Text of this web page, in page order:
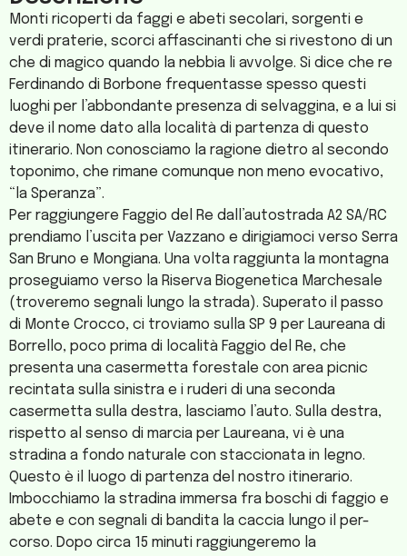
Monti ricoperti da faggi e abeti secolari, sorgenti e
verdi praterie, scorci affascinanti che si rivestono di un
che di magico quando la nebbia li avvolge. Si dice che re
Ferdinando di Borbone frequentasse spesso questi
luoghi per l’abbondante presenza di selvaggina, e a lui si
deve il nome dato alla località di partenza di questo
itinerario. Non conosciamo la ragione dietro al secondo
toponimo, che rimane comunque non meno evocativo,
“la Speranza”.
Per raggiungere Faggio del Re dall’autostrada A2 SA/RC
prendiamo l’uscita per Vazzano e dirigiamoci verso Serra
San Bruno e Mongiana. Una volta raggiunta la montagna
proseguiamo verso la Riserva Biogenetica Marchesale
(troveremo segnali lungo la strada). Superato il passo
di Monte Crocco, ci troviamo sulla SP 9 per Laureana di
Borrello, poco prima di località Faggio del Re, che
presenta una casermetta forestale con area picnic
recintata sulla sinistra e i ruderi di una seconda
casermetta sulla destra, lasciamo l’auto. Sulla destra,
rispetto al senso di marcia per Laureana, vi è una
stradina a fondo naturale con staccionata in legno.
Questo è il luogo di partenza del nostro itinerario.
Imbocchiamo la stradina immersa fra boschi di faggio e
abete e con segnali di bandita la caccia lungo il per-
corso. Dopo circa 15 minuti raggiungeremo la